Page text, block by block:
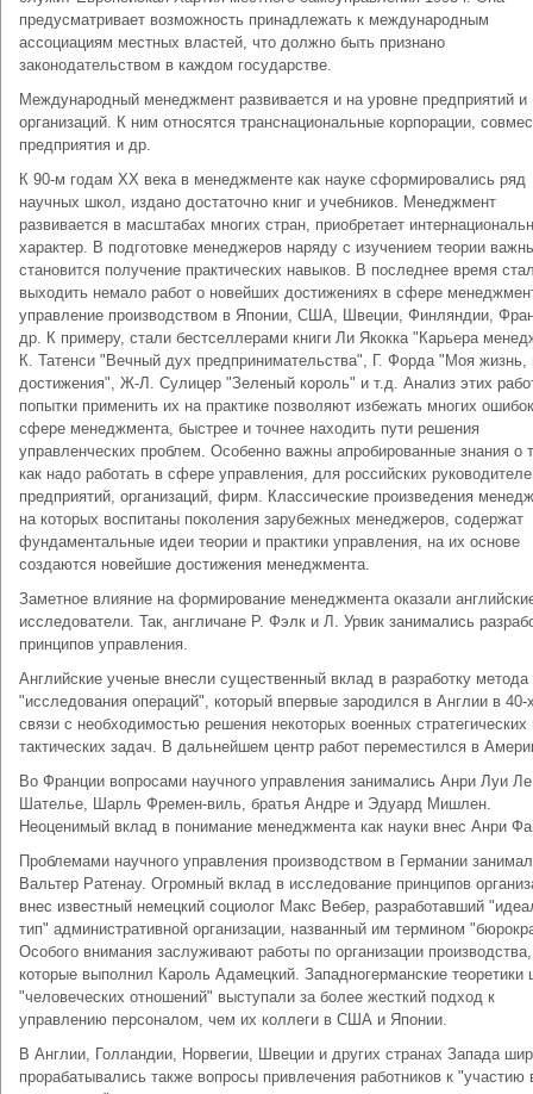
предусматривает возможность принадлежать к международным
ассоциациям местных властей, что должно быть признано
законодательством в каждом государстве.
Международный менеджмент развивается и на уровне предприятий и
организаций. К ним относятся транснациональные корпорации,
предприятия и др.
К 90-м годам ХХ века в менеджменте как науке сформировались ряд
научных школ, издано достаточно книг и учебников. Менеджмент
развивается в масштабах многих стран, приобретает
характер. В подготовке менеджеров наряду с изучением теории
становится получение практических навыков. В последнее время
выходить немало работ о новейших достижениях в сфере
управление производством в Японии, США, Швеции, Финляндии,
др. К примеру, стали бестселлерами книги Ли Якокка "Карьера
К. Татенси "Вечный дух предпринимательства", Г. Форда "Моя жизнь,
достижения", Ж-Л. Сулицер "Зеленый король" и т.д. Анализ этих
попытки применить их на практике позволяют избежать многих
сфере менеджмента, быстрее и точнее находить пути решения
управленческих проблем. Особенно важны апробированные знания о
как надо работать в сфере управления, для российских
предприятий, организаций, фирм. Классические произведения
на которых воспитаны поколения зарубежных менеджеров, содержат
фундаментальные идеи теории и практики управления, на их основе
создаются новейшие достижения менеджмента.
Заметное влияние на формирование менеджмента оказали
исследователи. Так, англичане Р. Фэлк и Л. Урвик занимались
принципов управления.
Английские ученые внесли существенный вклад в разработку метода
"исследования операций", который впервые зародился в Англии в 40-
связи с необходимостью решения некоторых военных стратегических
тактических задач. В дальнейшем центр работ переместился в
Во Франции вопросами научного управления занимались Анри Луи Ле
Шателье, Шарль Фремен-виль, братья Андре и Эдуард Мишлен.
Неоценимый вклад в понимание менеджмента как науки внес Анри
Проблемами научного управления производством в Германии
Вальтер Ратенау. Огромный вклад в исследование принципов
внес известный немецкий социолог Макс Вебер, разработавший
тип" административной организации, названный им термином
Особого внимания заслуживают работы по организации производства,
которые выполнил Кароль Адамецкий. Западногерманские теоретики
"человеческих отношений" выступали за более жесткий подход к
управлению персоналом, чем их коллеги в США и Японии.
В Англии, Голландии, Норвегии, Швеции и других странах Запада
прорабатывались также вопросы привлечения работников к "участию